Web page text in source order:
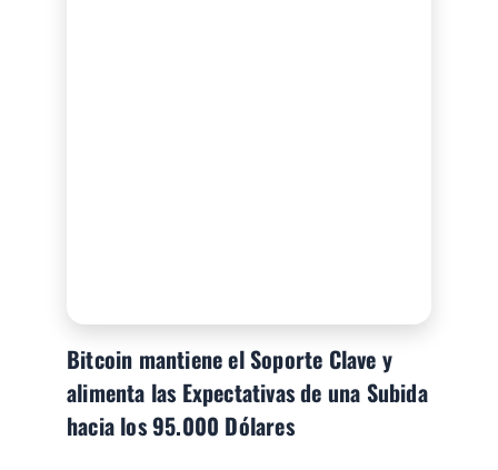
Bitcoin mantiene el Soporte Clave y
alimenta las Expectativas de una Subida
hacia los 95.000 Dólares